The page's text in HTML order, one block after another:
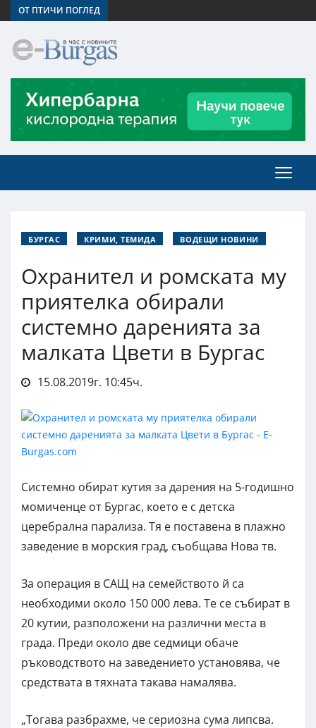
ОТ ПТИЧИ ПОГЛЕД
БУРГАС КРИМИ, ТЕМИДА ВОДЕЩИ НОВИНИ
Охранител и ромската му
приятелка обирали
системно даренията за
малката Цвети в Бургас
15.08.2019г. 10:45ч.
Системно обират кутия за дарения на 5-годишно
момиченце от Бургас, което е с детска
церебрална парализа. Тя е поставена в плажно
заведение в морския град, съобщава Нова тв.
За операция в САЩ на семейството й са
необходими около 150 000 лева. Те се събират в
20 кутии, разположени на различни места в
града. Преди около две седмици обаче
ръководството на заведението установява, че
средствата в тяхната такава намалява.
„Тогава разбрахме, че сериозна сума липсва.